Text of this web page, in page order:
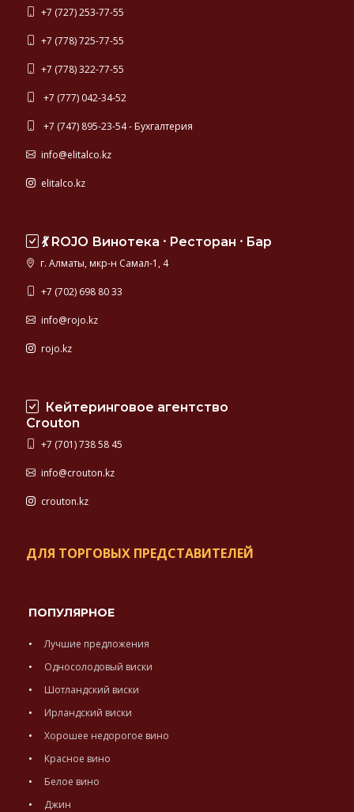
+7 (727) 253-77-55
+7 (778) 725-77-55
+7 (778) 322-77-55
+7 (777) 042-34-52
+7 (747) 895-23-54 - Бухгалтерия
info@elitalco.kz
elitalco.kz
💃 ROJO Винотека ⸱ Ресторан ⸱ Бар
г. Алматы, мкр-н Самал-1, 4
+7 (702) 698 80 33
info@rojo.kz
rojo.kz
Кейтеринговое агентство
Crouton
+7 (701) 738 58 45
info@crouton.kz
crouton.kz
ДЛЯ ТОРГОВЫХ ПРЕДСТАВИТЕЛЕЙ
ПОПУЛЯРНОЕ
Лучшие предложения
Односолодовый виски
Шотландский виски
Ирландский виски
Хорошее недорогое вино
Красное вино
Белое вино
Джин